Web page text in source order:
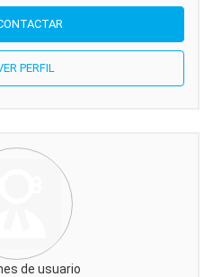
PERFIL
de usuario